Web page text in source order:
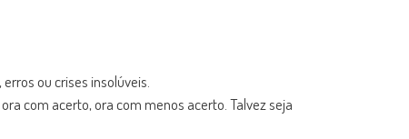
ou crises insolúveis.
com acerto, ora com menos acerto. Talvez seja